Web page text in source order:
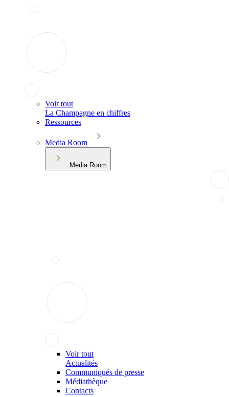
Voir tout
La Champagne en chiffres
Ressources
Media Room
Media Room
Voir tout
Actualités
Communiqués de presse
Médiathèque
Contacts